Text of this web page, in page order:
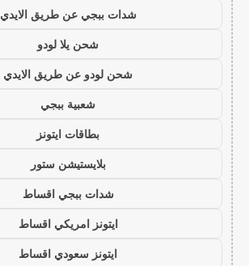
شدات ببجي عن طريق الايدي
شحن يلا لودو
شحن لودو عن طريق الايدي
شعبية ببجي
بطاقات ايتونز
بلايستيشن ستور
شدات ببجي اقساط
ايتونز امريكي اقساط
ايتونز سعودي اقساط